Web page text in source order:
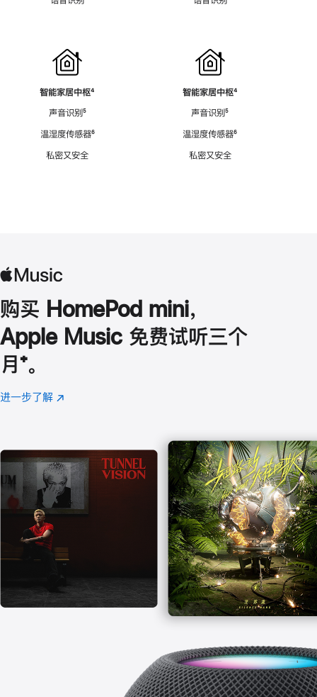
智能家居中枢脚
⁴
声音识别脚
⁵
温湿度传感器脚
⁶
私密又安全
智能家居中枢脚
⁴
声音识别脚
⁵
温湿度传感器脚
⁶
私密又安全
购买 HomePod mini，
Apple Music 免费试听三个
月 脚
注
⁺。
进一步了解 Apple
(在
口
中
打
开)